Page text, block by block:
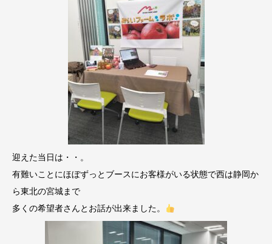
迎えた当日は・・。
有難いことにほぼずっとブースにお客様がいる状態で西は静岡か
ら東北の宮城まで
多くの希望者さんとお話が出来ました。